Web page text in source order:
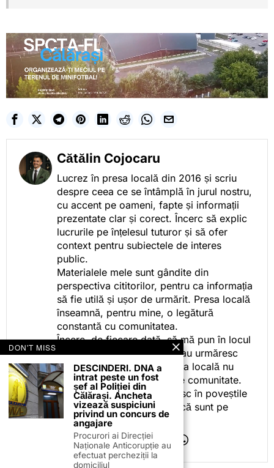
Cătălin Cojocaru
Lucrez în presa locală din 2016 și scriu
despre ceea ce se întâmplă în jurul nostru,
cu accent pe oameni, fapte și informații
prezentate clar și corect. Încerc să explic
lucrurile pe înțelesul tuturor și să ofer
context pentru subiectele de interes
public.
Materialele mele sunt gândite din
perspectiva cititorilor, pentru ca informația
să fie utilă și ușor de urmărit. Presa locală
înseamnă, pentru mine, o legătură
constantă cu comunitatea.
Încerc, de fiecare dată, să mă pun în locul
celor care citesc, privesc sau urmăresc
ceea ce fac. Pentru că presa locală nu
este despre mine, ci despre comunitate.
Iar dacă oamenii se regăsesc în poveștile
pe care le spun, înseamnă că sunt pe
drumul bun.
DON'T MISS
DESCINDERI. DNA a
intrat peste un fost
șef al Poliției din
Călărași. Ancheta
vizează suspiciuni
privind un concurs de
angajare
Procurori ai Direcției
Naționale Anticorupție au
efectuat percheziții la
domiciliul